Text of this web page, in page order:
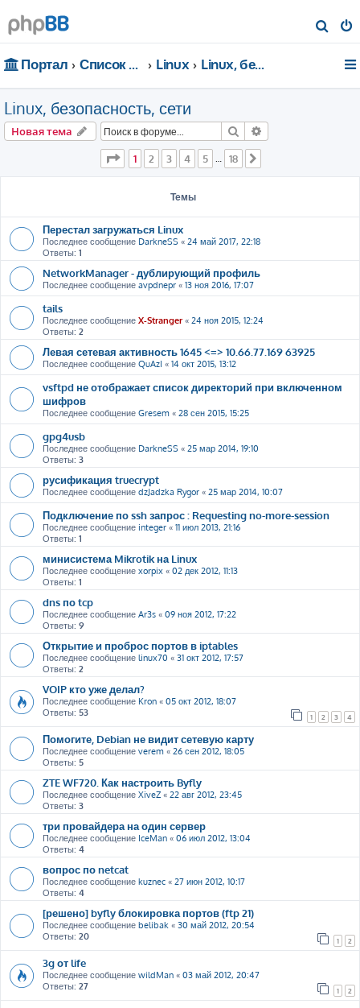
о
Портал Список форумов Linux Linux, безопасность, сети
Linux, безопасность, сети
Новая тема Поиск
Страница из 18
1 2 3 4 5 … 18
Темы
Перестал загружаться Linux
Последнее сообщение DarkneSS « 24 май 2017, 22:18
Ответы: 1
NetworkManager - дублирующий профиль
Последнее сообщение avpdnepr « 13 ноя 2016, 17:07
tails
Последнее сообщение X-Stranger« 24 ноя 2015, 12:24
Ответы: 2
Левая сетевая активность 1645 <=> 10.66.77.169 63925
Последнее сообщение QuAzI « 14 окт 2015, 13:12
vsftpd не отображает список директорий при включенном
шифров
Последнее сообщение Gresem « 28 сен 2015, 15:25
gpg4usb
Последнее сообщение DarkneSS « 25 мар 2014, 19:10
Ответы: 3
русификация truecrypt
Последнее сообщение dzJadzka Rygor « 25 мар 2014, 10:07
Подключение по ssh запрос : Requesting no-more-session
Последнее сообщение integer « 11 июл 2013, 21:16
Ответы: 1
минисистема Mikrotik на Linux
Последнее сообщение xorpix « 02 дек 2012, 11:13
Ответы: 1
dns по tcp
Последнее сообщение Ar3s « 09 ноя 2012, 17:22
Ответы: 9
Открытие и проброс портов в iptables
Последнее сообщение linux70 « 31 окт 2012, 17:57
Ответы: 2
VOIP кто уже делал?
Последнее сообщение Kron « 05 окт 2012, 18:07
Ответы: 53 1 2 3 4
Помогите, Debian не видит сетевую карту
Последнее сообщение verem « 26 сен 2012, 18:05
Ответы: 5
ZTE WF720. Как настроить Byfly
Последнее сообщение XiveZ « 22 авг 2012, 23:45
Ответы: 3
три провайдера на один сервер
Последнее сообщение IceMan « 06 июл 2012, 13:04
Ответы: 4
вопрос по netcat
Последнее сообщение kuznec « 27 июн 2012, 10:17
Ответы: 4
[решено] byfly блокировка портов (ftp 21)
Последнее сообщение belibak « 30 май 2012, 20:54
Ответы: 20 1 2
3g от life
Последнее сообщение wildMan « 03 май 2012, 20:47
Ответы: 27 1 2